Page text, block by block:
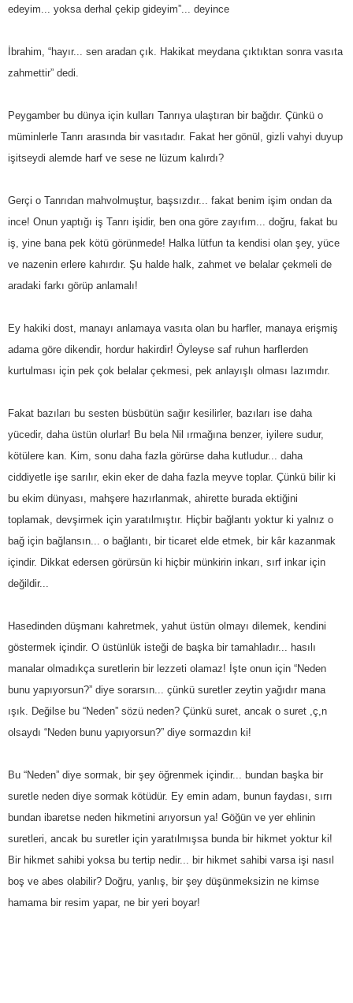
edeyim... yoksa derhal çekip gideyim”... deyince
İbrahim, “hayır... sen aradan çık. Hakikat meydana çıktıktan sonra vasıta
zahmettir” dedi.
Peygamber bu dünya için kulları Tanrıya ulaştıran bir bağdır. Çünkü o
müminlerle Tanrı arasında bir vasıtadır. Fakat her gönül, gizli vahyi duyup
işitseydi alemde harf ve sese ne lüzum kalırdı?
Gerçi o Tanrıdan mahvolmuştur, başsızdır... fakat benim işim ondan da
ince! Onun yaptığı iş Tanrı işidir, ben ona göre zayıfım... doğru, fakat bu
iş, yine bana pek kötü görünmede! Halka lütfun ta kendisi olan şey, yüce
ve nazenin erlere kahırdır. Şu halde halk, zahmet ve belalar çekmeli de
aradaki farkı görüp anlamalı!
Ey hakiki dost, manayı anlamaya vasıta olan bu harfler, manaya erişmiş
adama göre dikendir, hordur hakirdir! Öyleyse saf ruhun harflerden
kurtulması için pek çok belalar çekmesi, pek anlayışlı olması lazımdır.
Fakat bazıları bu sesten büsbütün sağır kesilirler, bazıları ise daha
yücedir, daha üstün olurlar! Bu bela Nil ırmağına benzer, iyilere sudur,
kötülere kan. Kim, sonu daha fazla görürse daha kutludur... daha
ciddiyetle işe sarılır, ekin eker de daha fazla meyve toplar. Çünkü bilir ki
bu ekim dünyası, mahşere hazırlanmak, ahirette burada ektiğini
toplamak, devşirmek için yaratılmıştır. Hiçbir bağlantı yoktur ki yalnız o
bağ için bağlansın... o bağlantı, bir ticaret elde etmek, bir kâr kazanmak
içindir. Dikkat edersen görürsün ki hiçbir münkirin inkarı, sırf inkar için
değildir...
Hasedinden düşmanı kahretmek, yahut üstün olmayı dilemek, kendini
göstermek içindir. O üstünlük isteği de başka bir tamahladır... hasılı
manalar olmadıkça suretlerin bir lezzeti olamaz! İşte onun için “Neden
bunu yapıyorsun?” diye sorarsın... çünkü suretler zeytin yağıdır mana
ışık. Değilse bu “Neden” sözü neden? Çünkü suret, ancak o suret ,ç,n
olsaydı “Neden bunu yapıyorsun?” diye sormazdın ki!
Bu “Neden” diye sormak, bir şey öğrenmek içindir... bundan başka bir
suretle neden diye sormak kötüdür. Ey emin adam, bunun faydası, sırrı
bundan ibaretse neden hikmetini arıyorsun ya! Göğün ve yer ehlinin
suretleri, ancak bu suretler için yaratılmışsa bunda bir hikmet yoktur ki!
Bir hikmet sahibi yoksa bu tertip nedir... bir hikmet sahibi varsa işi nasıl
boş ve abes olabilir? Doğru, yanlış, bir şey düşünmeksizin ne kimse
hamama bir resim yapar, ne bir yeri boyar!